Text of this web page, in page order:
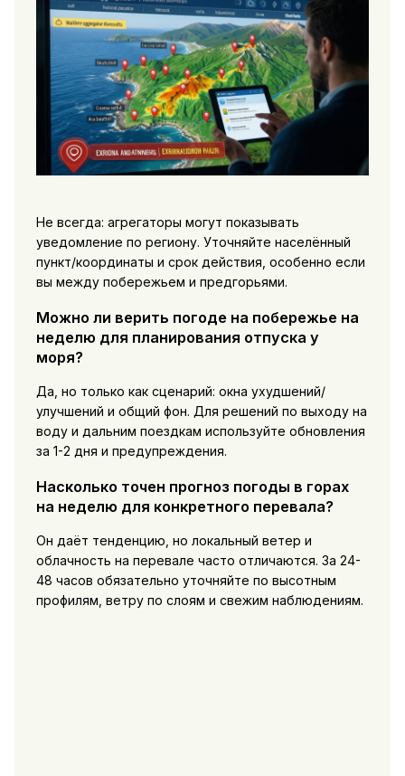
Не всегда: агрегаторы могут показывать
уведомление по региону. Уточняйте населённый
пункт/координаты и срок действия, особенно если
вы между побережьем и предгорьями.
Можно ли верить погоде на побережье на
неделю для планирования отпуска у
моря?
Да, но только как сценарий: окна ухудшений/
улучшений и общий фон. Для решений по выходу на
воду и дальним поездкам используйте обновления
за 1-2 дня и предупреждения.
Насколько точен прогноз погоды в горах
на неделю для конкретного перевала?
Он даёт тенденцию, но локальный ветер и
облачность на перевале часто отличаются. За 24-
48 часов обязательно уточняйте по высотным
профилям, ветру по слоям и свежим наблюдениям.